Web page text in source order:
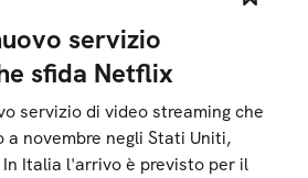
servizio
sfida Netflix
servizio di video streaming che
novembre negli Stati Uniti,
In Italia l'arrivo è previsto per il